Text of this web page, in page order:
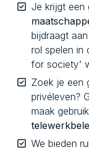
Je krijgt een
bijdraagt
rol spelen in
for society'
Zoek je een
privéleven?
maak
We bieden